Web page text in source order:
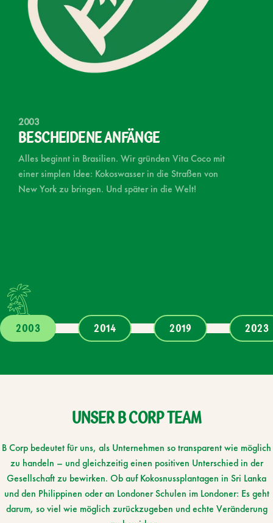
2003
BESCHEIDENEANFÄNGE
Alles beginnt in Brasilien. Wir gründen Vita Coco mit
einer simplen Idee: Kokoswasser in die Straßen von
New York zu bringen. Und später in die Welt!
Seite 1
2003 Seite 2
2014 Seite 3
2019 2023
UNSERBCORPTEAM
B Corp bedeutet für uns, als Unternehmen so transparent wie möglich
zu handeln – und gleichzeitig einen positiven Unterschied in der
Gesellschaft zu bewirken. Ob auf Kokosnussplantagen in Sri Lanka
und den Philippinen oder an Londoner Schulen im Londoner: Es geht
darum, so viel wie möglich zurückzugeben und echte Veränderung